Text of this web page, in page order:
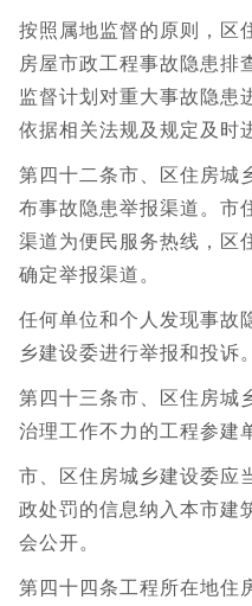
按照属地监督的原则，区
房屋市政工程事故隐患排
监督计划对重大事故隐患
依据相关法规及规定及时
第四十二条市、区住房城
布事故隐患举报渠道。市
渠道为便民服务热线，区
确定举报渠道。
任何单位和个人发现事故
乡建设委进行举报和投诉。
第四十三条市、区住房城
治理工作不力的工程参建
市、区住房城乡建设委应
政处罚的信息纳入本市建
会公开。
第四十四条工程所在地住